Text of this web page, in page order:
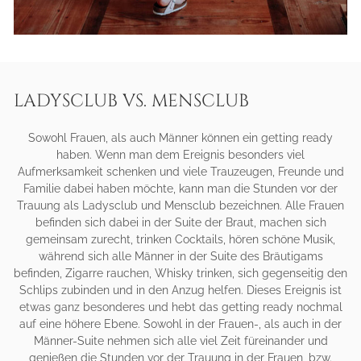
LADYSCLUB VS. MENSCLUB
Sowohl Frauen, als auch Männer können ein getting ready
haben. Wenn man dem Ereignis besonders viel
Aufmerksamkeit schenken und viele Trauzeugen, Freunde und
Familie dabei haben möchte, kann man die Stunden vor der
Trauung als Ladysclub und Mensclub bezeichnen. Alle Frauen
befinden sich dabei in der Suite der Braut, machen sich
gemeinsam zurecht, trinken Cocktails, hören schöne Musik,
während sich alle Männer in der Suite des Bräutigams
befinden, Zigarre rauchen, Whisky trinken, sich gegenseitig den
Schlips zubinden und in den Anzug helfen. Dieses Ereignis ist
etwas ganz besonderes und hebt das getting ready nochmal
auf eine höhere Ebene. Sowohl in der Frauen-, als auch in der
Männer-Suite nehmen sich alle viel Zeit füreinander und
genießen die Stunden vor der Trauung in der Frauen, bzw.